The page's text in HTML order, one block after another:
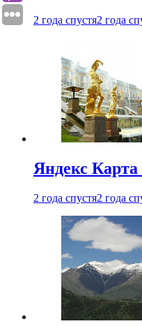
2 года спустя2 года
Яндекс Карта
2 года спустя2 года